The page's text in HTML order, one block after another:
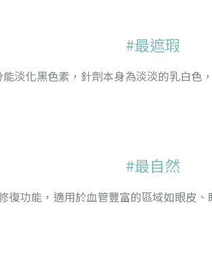
#最遮瑕
淡化黑色素，針劑本身為淡淡的乳白色
#最自然
復功能，適用於血管豐富的區域如眼皮、